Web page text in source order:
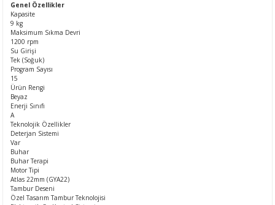
Genel Özellikler
Kapasite
9 kg
Maksimum Sıkma Devri
1200 rpm
Su Girişi
Tek (Soğuk)
Program Sayısı
15
Ürün Rengi
Beyaz
Enerji Sınıfı
A
Teknolojik Özellikler
Deterjan Sistemi
Var
Buhar
Buhar Terapi
Motor Tipi
Atlas 22mm (GYA22)
Tambur Deseni
Özel Tasarım Tambur Teknolojisi